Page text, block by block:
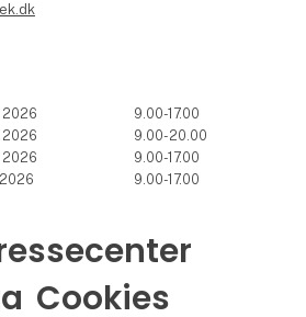
2026
9.00-17.00
2026
9.00-20.00
2026
9.00-17.00
9.00-17.00
Cookies